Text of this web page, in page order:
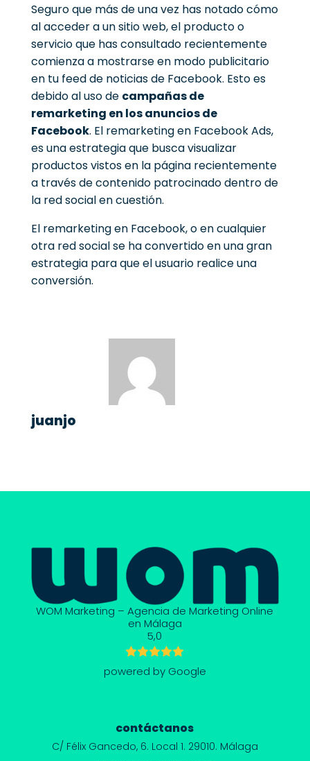
Seguro que más de una vez has notado cómo
al acceder a un sitio web, el producto o
servicio que has consultado recientemente
comienza a mostrarse en modo publicitario
en tu feed de noticias de Facebook. Esto es
debido al uso de campañas de
remarketing en los anuncios de
Facebook. El remarketing en Facebook Ads,
es una estrategia que busca visualizar
productos vistos en la página recientemente
a través de contenido patrocinado dentro de
la red social en cuestión.
El remarketing en Facebook, o en cualquier
otra red social se ha convertido en una gran
estrategia para que el usuario realice una
conversión.
juanjo
WOM Marketing – Agencia de Marketing Online
en Málaga
5,0
powered by Google
contáctanos
C/ Félix Gancedo, 6. Local 1. 29010. Málaga